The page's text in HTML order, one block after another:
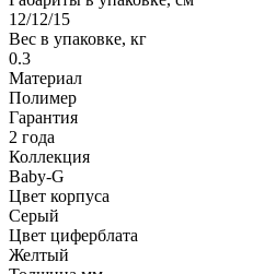
12/12/15
Вес в упаковке, кг
0.3
Материал
Полимер
Гарантия
2 года
Коллекция
Baby-G
Цвет корпуса
Серый
Цвет циферблата
Желтый